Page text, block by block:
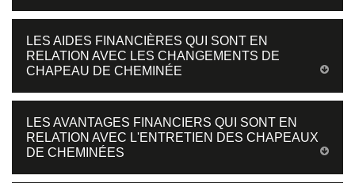
LES AIDES FINANCIÈRES QUI SONT EN
RELATION AVEC LES CHANGEMENTS DE
CHAPEAU DE CHEMINÉE
LES AVANTAGES FINANCIERS QUI SONT EN
RELATION AVEC L'ENTRETIEN DES CHAPEAUX
DE CHEMINÉES